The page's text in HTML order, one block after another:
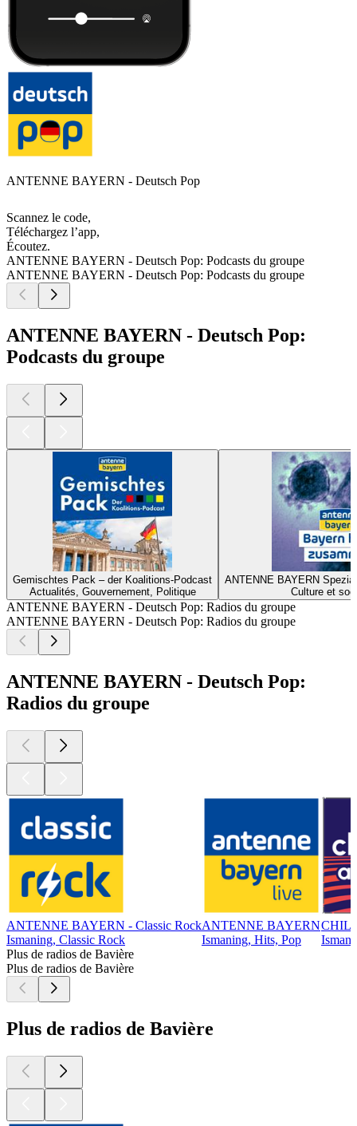
ANTENNE BAYERN - Deutsch Pop
Scannez le code,
Téléchargez l’app,
Écoutez.
ANTENNE BAYERN - Deutsch Pop: Podcasts du groupe
ANTENNE BAYERN - Deutsch Pop: Podcasts du groupe
ANTENNE BAYERN - Deutsch Pop:
Podcasts du groupe
Gemischtes Pack – der Koalitions-Podcast
Actualités, Gouvernement, Politique
ANTENNE BAYERN
Culture et
ANTENNE BAYERN - Deutsch Pop: Radios du groupe
ANTENNE BAYERN - Deutsch Pop: Radios du groupe
ANTENNE BAYERN - Deutsch Pop:
Radios du groupe
ANTENNE BAYERN - Classic Rock
Ismaning, Classic Rock
ANTENNE BAYERN
Ismaning, Hits, Pop
Plus de radios de Bavière
Plus de radios de Bavière
Plus de radios de Bavière